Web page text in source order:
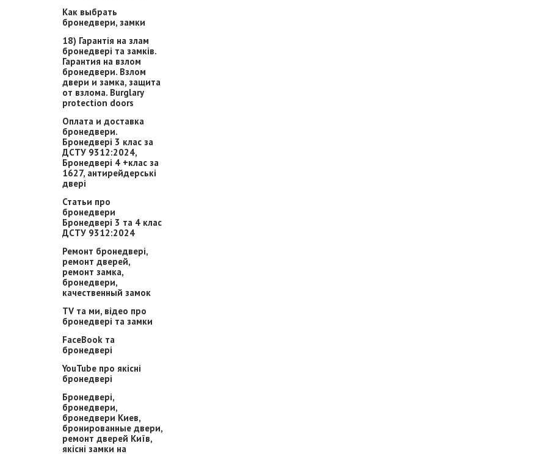
Как выбрать
бронедвери, замки
18) Гарантія на злам
бронедвері та замків.
Гарантия на взлом
бронедвери. Взлом
двери и замка, защита
от взлома. Burglary
protection doors
Оплата и доставка
бронедвери.
Бронедвері 3 клас за
ДСТУ 9312:2024,
Бронедвері 4 +клас за
1627, антирейдерські
двері
Статьи про
бронедвери
Бронедвері 3 та 4 клас
ДСТУ 9312:2024
Ремонт бронедвері,
ремонт дверей,
ремонт замка,
бронедвери,
качественный замок
TV та ми, відео про
бронедвері та замки
FaceBook та
бронедвері
YouTube про якісні
бронедвері
Бронедвері,
бронедвери,
бронедвери Киев,
бронированные двери,
ремонт дверей Київ,
якісні замки на